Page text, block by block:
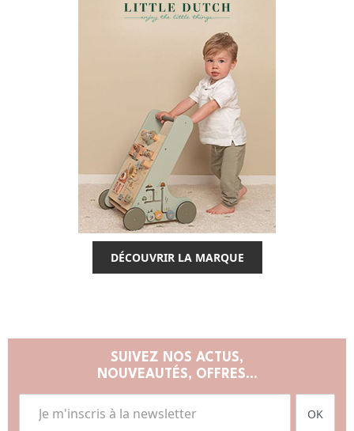
DÉCOUVRIR LA MARQUE
SUIVEZ NOS ACTUS,
NOUVEAUTÉS, OFFRES...
OK